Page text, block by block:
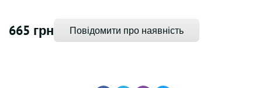
665 грн Повідомити про наявність